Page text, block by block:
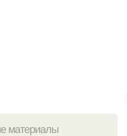
материалы